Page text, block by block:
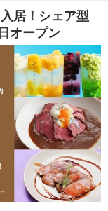
居！シェア型
オープン